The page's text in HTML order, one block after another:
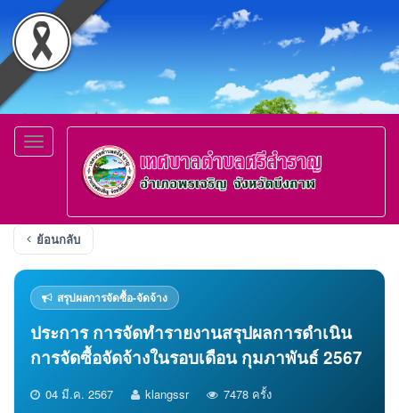
Toggle
navigation
ย้อนกลับ
สรุปผลการจัดซื้อ-จัดจ้าง
ประการ การจัดทำรายงานสรุปผลการดำเนิน
การจัดซื้อจัดจ้างในรอบเดือน กุมภาพันธ์ 2567
04 มี.ค. 2567 klangssr 7478 ครั้ง